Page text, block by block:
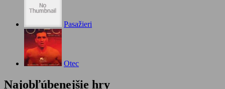
Pasažieri
Otec
Najobľúbenejšie hry